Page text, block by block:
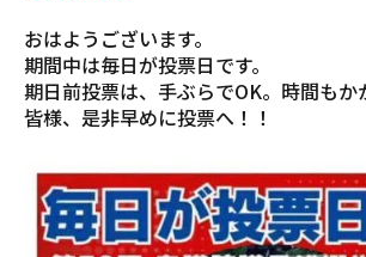
おはようございます。
期間中は毎日が投票日です。
期日前投票は、手ぶらでOK。時間もか
皆様、是非早めに投票へ！！